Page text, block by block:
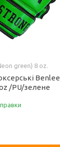
green) 8 oz.
Benlee
/PU/зелене